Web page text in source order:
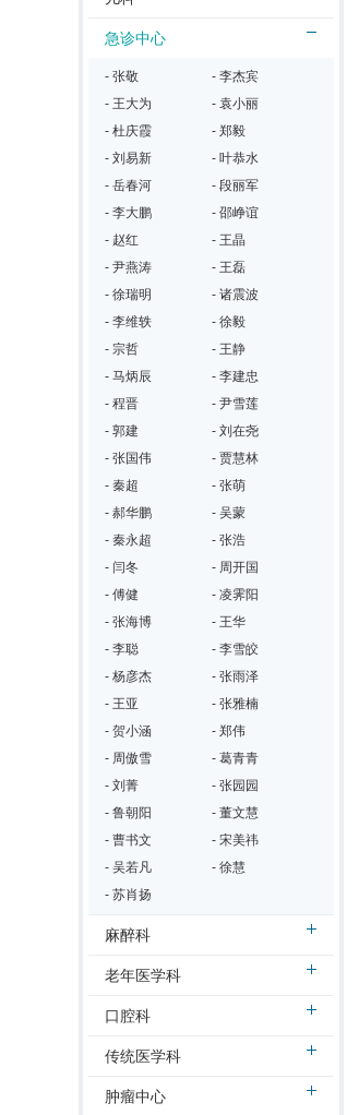
急诊中心
- 张敬
- 李杰宾
- 王大为
- 袁小丽
- 杜庆霞
- 郑毅
- 刘易新
- 叶恭水
- 岳春河
- 段丽军
- 李大鹏
- 邵峥谊
- 赵红
- 王晶
- 尹燕涛
- 王磊
- 徐瑞明
- 诸震波
- 李维轶
- 徐毅
- 宗哲
- 王静
- 马炳辰
- 李建忠
- 程晋
- 尹雪莲
- 郭建
- 刘在尧
- 张国伟
- 贾慧林
- 秦超
- 张萌
- 郝华鹏
- 吴蒙
- 秦永超
- 张浩
- 闫冬
- 周开国
- 傅健
- 凌霁阳
- 张海博
- 王华
- 李聪
- 李雪皎
- 杨彦杰
- 张雨泽
- 王亚
- 张雅楠
- 贺小涵
- 郑伟
- 周傲雪
- 葛青青
- 刘菁
- 张园园
- 鲁朝阳
- 董文慧
- 曹书文
- 宋美祎
- 吴若凡
- 徐慧
- 苏肖扬
麻醉科
老年医学科
口腔科
传统医学科
肿瘤中心